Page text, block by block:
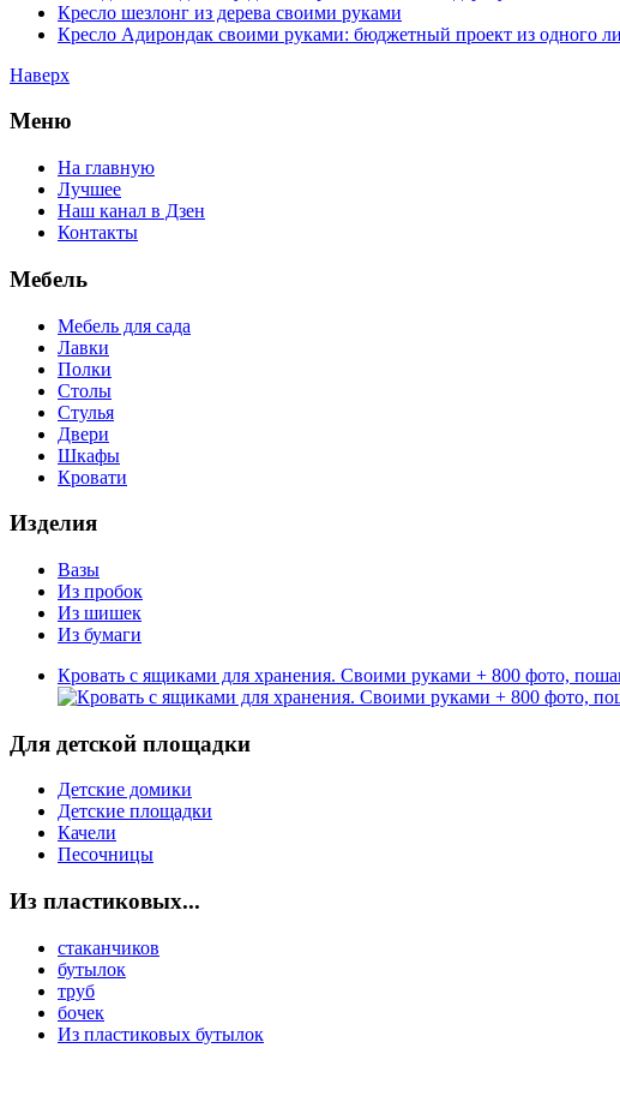
Кресло шезлонг из дерева своими руками
Кресло Адирондак своими руками: бюджетный проект из одного
Наверх
Меню
На главную
Лучшее
Наш канал в Дзен
Контакты
Мебель
Мебель для сада
Лавки
Полки
Столы
Стулья
Двери
Шкафы
Кровати
Изделия
Вазы
Из пробок
Из шишек
Из бумаги
Кровать с ящиками для хранения. Своими руками + 800 фото,
Для детской площадки
Детские домики
Детские площадки
Качели
Песочницы
Из пластиковых...
стаканчиков
бутылок
труб
бочек
Из пластиковых бутылок